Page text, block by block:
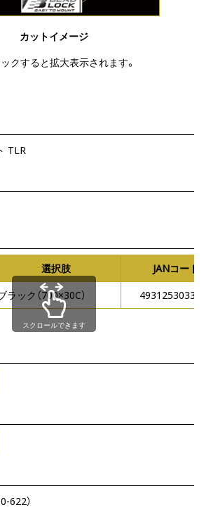
カットイメージ
クすると拡大表示されます。
TLR
選択肢
JANコード
ラック（700×30C）
スクロールできます
622）